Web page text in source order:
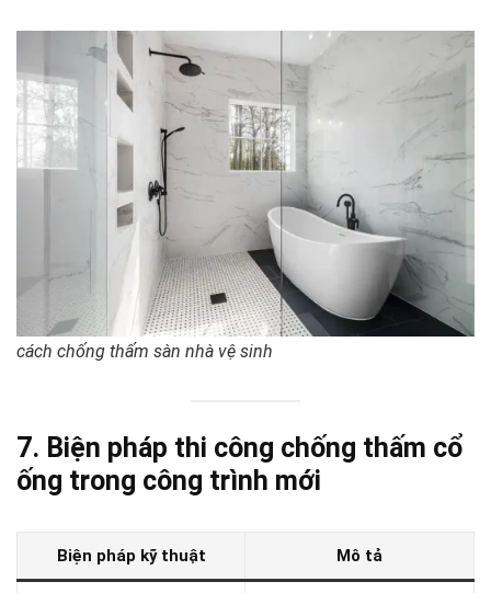
cách chống thấm sàn nhà vệ sinh
7. Biện pháp thi công chống thấm cổ
ống trong công trình mới
Biện pháp kỹ thuật Mô tả